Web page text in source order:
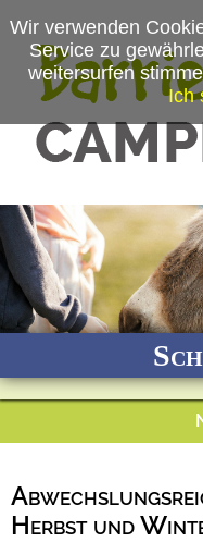
(c) Freizeitpark Klaukenhof
Herbst und
Wir verwenden
Service zu
weitersurfen
Ich